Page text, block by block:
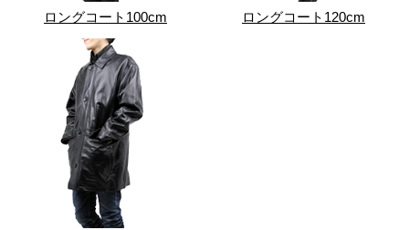
ロングコート100cm ロングコート120cm